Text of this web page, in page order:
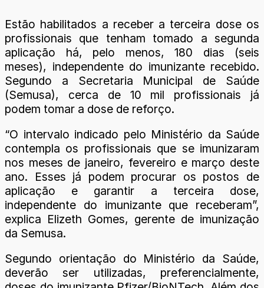
Estão habilitados a receber a terceira dose os
profissionais que tenham tomado a segunda
aplicação há, pelo menos, 180 dias (seis
meses), independente do imunizante recebido.
Segundo a Secretaria Municipal de Saúde
(Semusa), cerca de 10 mil profissionais já
podem tomar a dose de reforço.
“O intervalo indicado pelo Ministério da Saúde
contempla os profissionais que se imunizaram
nos meses de janeiro, fevereiro e março deste
ano. Esses já podem procurar os postos de
aplicação e garantir a terceira dose,
independente do imunizante que receberam”,
explica Elizeth Gomes, gerente de imunização
da Semusa.
Segundo orientação do Ministério da Saúde,
deverão ser utilizadas, preferencialmente,